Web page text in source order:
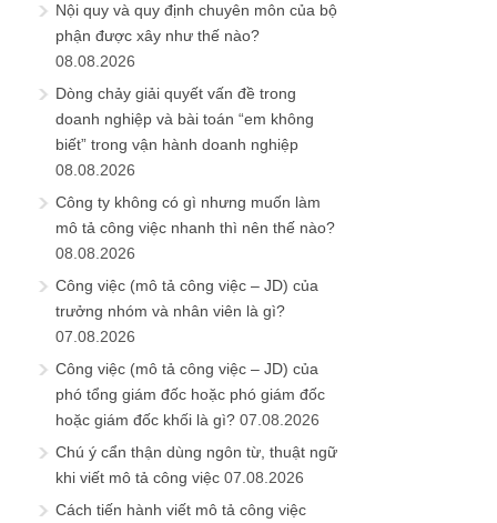
Nội quy và quy định chuyên môn của bộ
phận được xây như thế nào?
08.08.2026
Dòng chảy giải quyết vấn đề trong
doanh nghiệp và bài toán “em không
biết” trong vận hành doanh nghiệp
08.08.2026
Công ty không có gì nhưng muốn làm
mô tả công việc nhanh thì nên thế nào?
08.08.2026
Công việc (mô tả công việc – JD) của
trưởng nhóm và nhân viên là gì?
07.08.2026
Công việc (mô tả công việc – JD) của
phó tổng giám đốc hoặc phó giám đốc
hoặc giám đốc khối là gì? 07.08.2026
Chú ý cẩn thận dùng ngôn từ, thuật ngữ
khi viết mô tả công việc 07.08.2026
Cách tiến hành viết mô tả công việc